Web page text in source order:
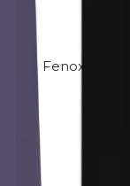
Fenoxietanol